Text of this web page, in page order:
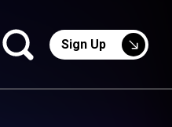
Sign Up